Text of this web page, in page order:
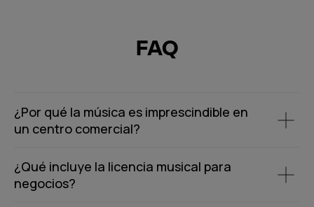
FAQ
¿Por qué la música es imprescindible en
un centro comercial?
¿Qué incluye la licencia musical para
negocios?